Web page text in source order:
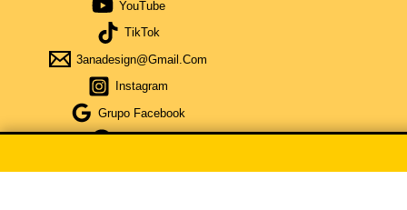
YouTube
TikTok
3anadesign@gmail.com
Instagram
Grupo Facebook